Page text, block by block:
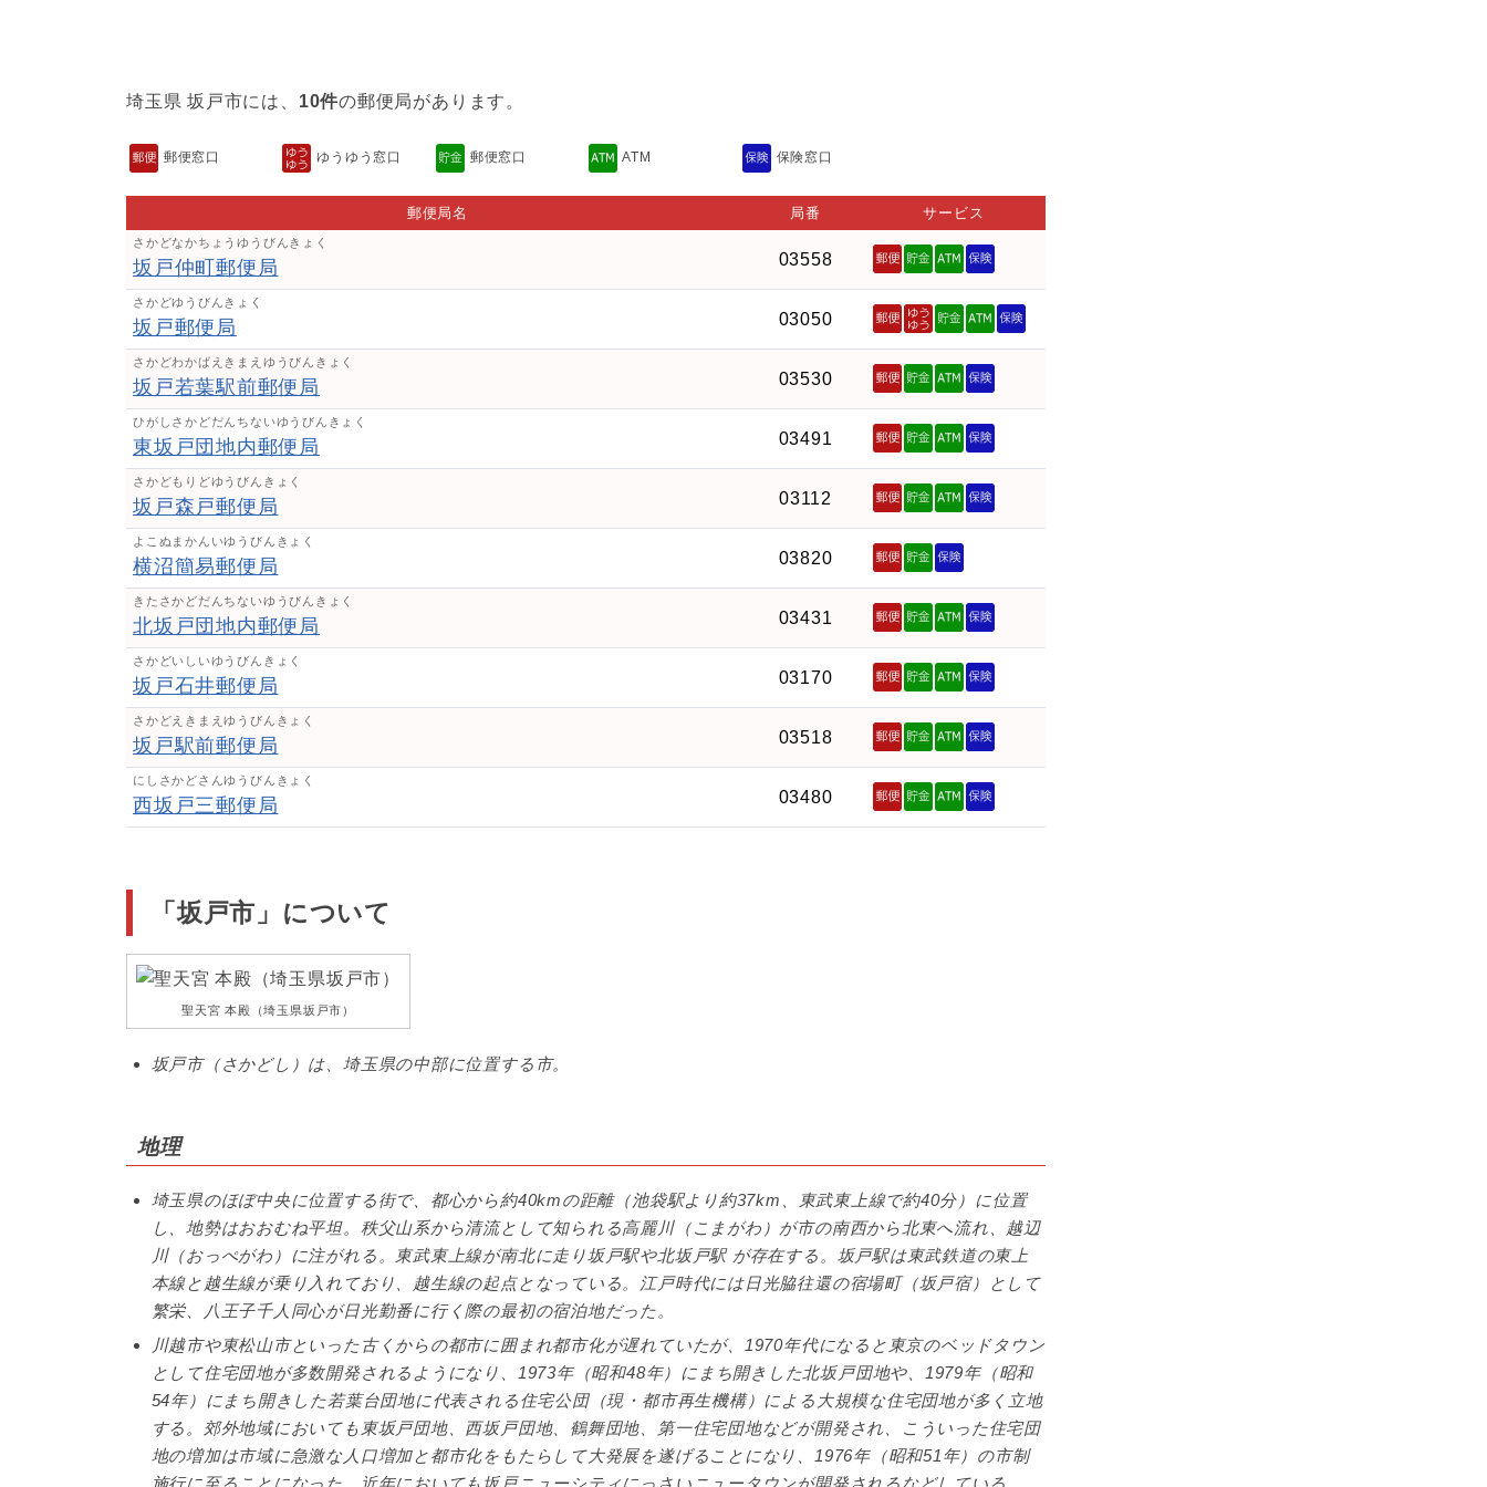
埼玉県 坂戸市には、 10件の郵便局があります。
郵便窓口 ゆうゆう窓口 郵便窓口 ATM 保険窓口
郵便局名 局番 サービス
さかどなかちょうゆうびんきょく
坂戸仲町郵便局 03558
さかどゆうびんきょく
坂戸郵便局 03050
さかどわかばえきまえゆうびんきょく
坂戸若葉駅前郵便局 03530
ひがしさかどだんちないゆうびんきょく
東坂戸団地内郵便局 03491
さかどもりどゆうびんきょく
坂戸森戸郵便局 03112
よこぬまかんいゆうびんきょく
横沼簡易郵便局 03820
きたさかどだんちないゆうびんきょく
北坂戸団地内郵便局 03431
さかどいしいゆうびんきょく
坂戸石井郵便局 03170
さかどえきまえゆうびんきょく
坂戸駅前郵便局 03518
にしさかどさんゆうびんきょく
西坂戸三郵便局 03480
「坂戸市」について
聖天宮 本殿（埼玉県坂戸市）
坂戸市（さかどし）は、埼玉県の中部に位置する市。
地理
埼玉県のほぼ中央に位置する街で、都心から約40kmの距離（池袋駅より約37km、東武東上線で約40分）に位置
し、地勢はおおむね平坦。秩父山系から清流として知られる高麗川（こまがわ）が市の南西から北東へ流れ、越辺
川（おっぺがわ）に注がれる。東武東上線が南北に走り坂戸駅や北坂戸駅 が存在する。坂戸駅は東武鉄道の東上
本線と越生線が乗り入れており、越生線の起点となっている。江戸時代には日光脇往還の宿場町（坂戸宿）として
繁栄、八王子千人同心が日光勤番に行く際の最初の宿泊地だった。
川越市や東松山市といった古くからの都市に囲まれ都市化が遅れていたが、1970年代になると東京のベッドタウン
として住宅団地が多数開発されるようになり、1973年（昭和48年）にまち開きした北坂戸団地や、1979年（昭和
54年）にまち開きした若葉台団地に代表される住宅公団（現・都市再生機構）による大規模な住宅団地が多く立地
する。郊外地域においても東坂戸団地、西坂戸団地、鶴舞団地、第一住宅団地などが開発され、こういった住宅団
地の増加は市域に急激な人口増加と都市化をもたらして大発展を遂げることになり、1976年（昭和51年）の市制